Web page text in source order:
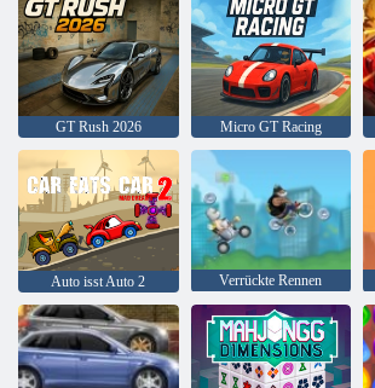
GT Rush 2026 Micro GT Racing
Auto isst Auto 2 Verrückte Rennen